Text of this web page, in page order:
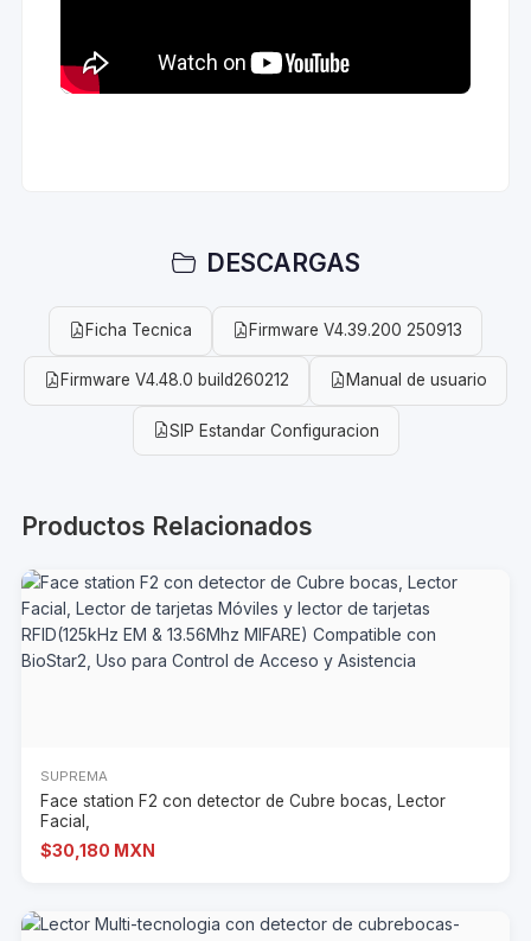
DESCARGAS
Ficha Tecnica Firmware V4.39.200 250913
Firmware V4.48.0 build260212 Manual de usuario
SIP Estandar Configuracion
Productos Relacionados
SUPREMA
Face station F2 con detector de Cubre bocas, Lector
Facial,
$30,180 MXN